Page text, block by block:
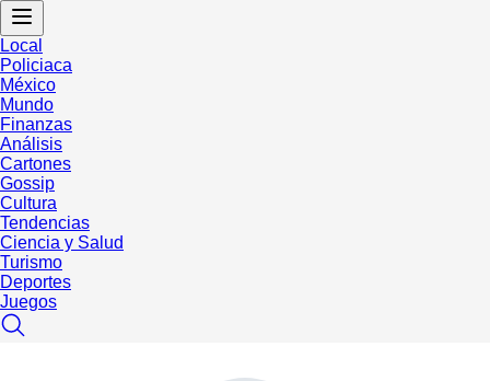
Local
Policiaca
México
Mundo
Finanzas
Análisis
Cartones
Gossip
Cultura
Tendencias
Ciencia y Salud
Turismo
Deportes
Juegos